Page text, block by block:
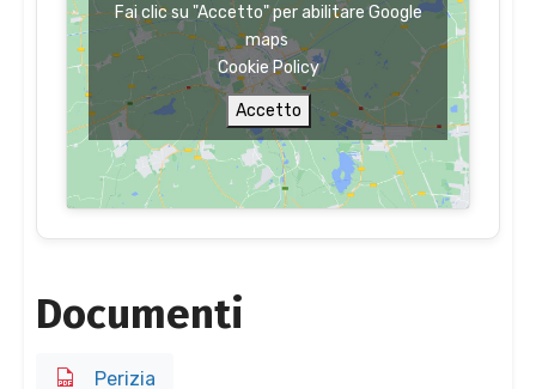
Fai clic su "Accetto" per abilitare Google
maps
Cookie Policy
Accetto
Documenti
Perizia